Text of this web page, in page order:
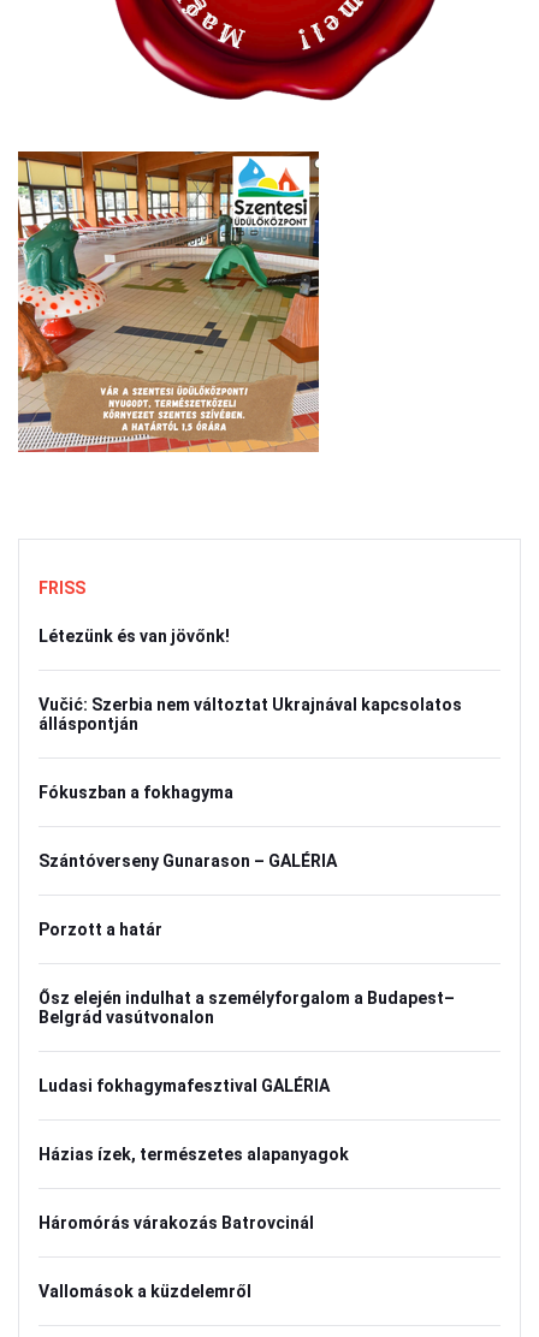
FRISS
Létezünk és van jövőnk!
Vučić: Szerbia nem változtat Ukrajnával kapcsolatos
álláspontján
Fókuszban a fokhagyma
Szántóverseny Gunarason – GALÉRIA
Porzott a határ
Ősz elején indulhat a személyforgalom a Budapest–
Belgrád vasútvonalon
Ludasi fokhagymafesztival GALÉRIA
Házias ízek, természetes alapanyagok
Háromórás várakozás Batrovcinál
Vallomások a küzdelemről